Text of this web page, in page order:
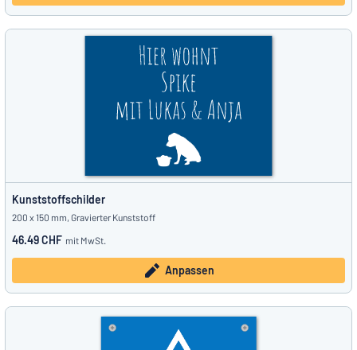
Kunststoffschilder
200 x 150 mm, Gravierter Kunststoff
46.49 CHF mit MwSt.
Anpassen